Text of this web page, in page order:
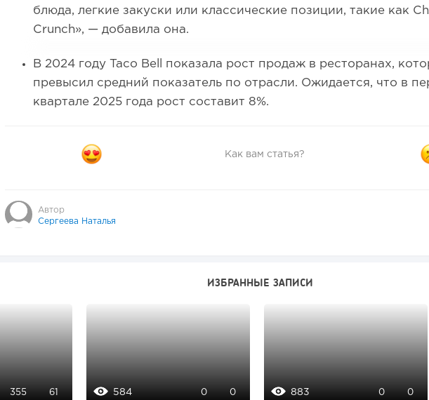
блюда, легкие закуски или классические позиции, такие как
Crunch», — добавила она.
В 2024 году Taco Bell показала рост продаж в ресторанах,
превысил средний показатель по отрасли. Ожидается, что в
квартале 2025 года рост составит 8%.
Как вам статья?
Автор
Сергеева Наталья
ИЗБРАННЫЕ ЗАПИСИ
355 61 584 0 0 883 0 0